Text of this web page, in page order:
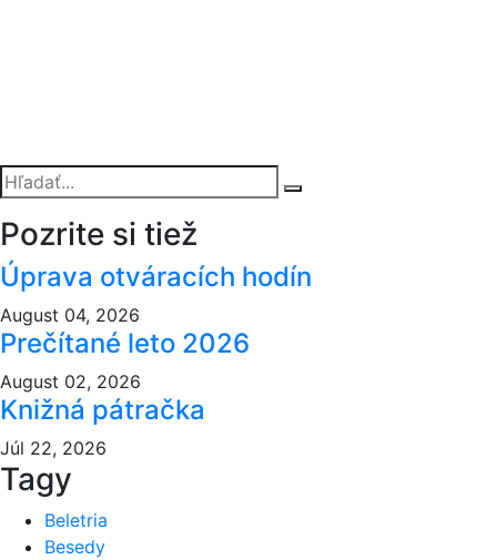
Pozrite si tiež
Úprava otváracích hodín
August 04, 2026
Prečítané leto 2026
August 02, 2026
Knižná pátračka
Júl 22, 2026
Tagy
Beletria
Besedy